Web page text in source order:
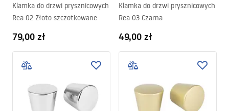
Klamka do drzwi prysznicowych
Rea 02 Złoto szczotkowane
79,00 zł
Klamka do drzwi prysznicowych
Rea 03 Czarna
49,00 zł